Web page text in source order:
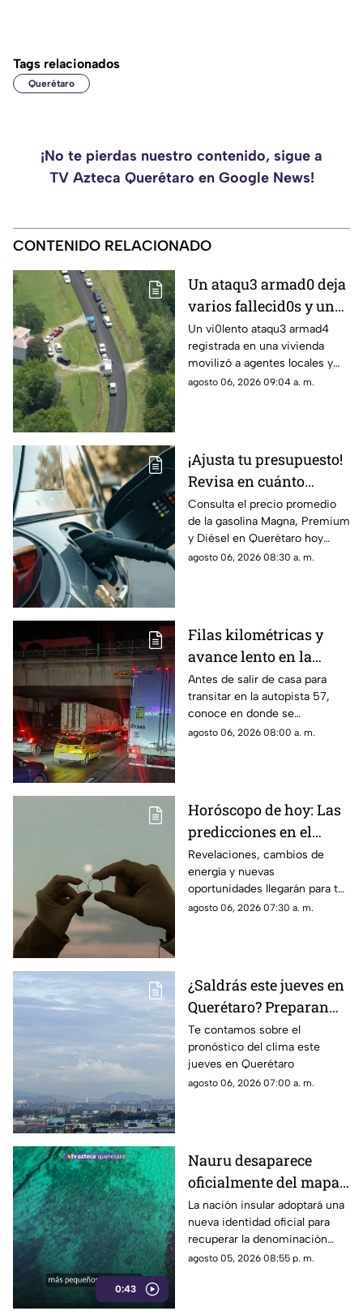
Tags relacionados
Querétaro
¡No te pierdas nuestro contenido, sigue a
TV Azteca Querétaro en Google News!
CONTENIDO RELACIONADO
Un ataqu3 armad0 deja
varios fallecid0s y un
herido en una
vivienda: esto es lo que
han confirmado las
autoridades
Un vi0lento ataqu3 armad4
registrada en una vivienda
movilizó a agentes locales y
estatales; se confirman varias
agosto 06, 2026 09:04 a. m.
¡Ajusta tu presupuesto!
Revisa en cuánto
amanece el litro de
gasolina este jueves
Consulta el precio promedio
de la gasolina Magna, Premium
y Diésel en Querétaro hoy
jueves 6 de agosto
agosto 06, 2026 08:30 a. m.
Filas kilométricas y
avance lento en la
autopista 57: los tramos
colapsados este jueves
6 de agosto
Antes de salir de casa para
transitar en la autopista 57,
conoce en donde se
encuentran las zonas más
agosto 06, 2026 08:00 a. m.
Horóscopo de hoy: Las
predicciones en el
amor, dinero y salud
para cada signo
Revelaciones, cambios de
energía y nuevas
oportunidades llegarán para tu
signo en el horóscopo de este
agosto 06, 2026 07:30 a. m.
¿Saldrás este jueves en
Querétaro? Preparan
paraguas: se prevén
lluvias de hasta 55% y
contraste térmico
Te contamos sobre el
pronóstico del clima este
jueves en Querétaro
agosto 06, 2026 07:00 a. m.
0:43
Nauru desaparece
oficialmente del mapa:
el pequeño país cambia
de nombre
La nación insular adoptará una
nueva identidad oficial para
recuperar la denominación
utilizada por sus propios
agosto 05, 2026 08:55 p. m.